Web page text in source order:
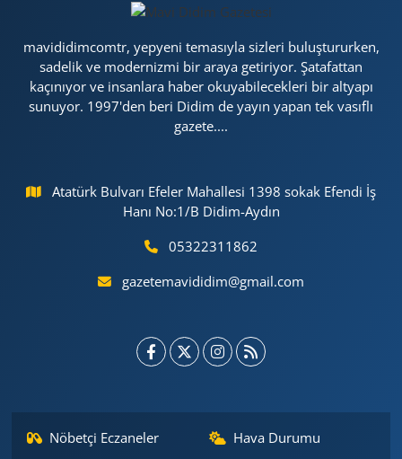
mavididimcomtr, yepyeni temasıyla sizleri buluştururken,
sadelik ve modernizmi bir araya getiriyor. Şatafattan
kaçınıyor ve insanlara haber okuyabilecekleri bir altyapı
sunuyor. 1997'den beri Didim de yayın yapan tek vasıflı
gazete....
Atatürk Bulvarı Efeler Mahallesi 1398 sokak Efendi İş
Hanı No:1/B Didim-Aydın
05322311862
gazetemavididim@gmail.com
Nöbetçi Eczaneler Hava Durumu